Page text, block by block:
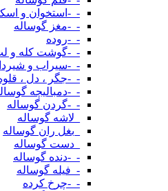
-_-استخوان و
-_-مغز گوساله
-_-روده
-_-گوشت کله و
-_-سیراب و
-_-جگر ، دل ،
-_-دمبالیچه
-_-گردن گوساله
_لاشه گوساله
_بغل ران گوساله
_دست گوساله
-_-دنده گوساله
-_فیله گوساله
-_-چرخ کرده